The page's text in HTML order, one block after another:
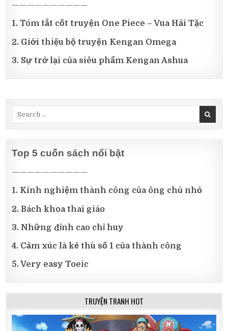
——————————
1. Tóm tắt cốt truyện One Piece – Vua Hải Tặc
2. Giới thiệu bộ truyện Kengan Omega
3. Sự trở lại của siêu phẩm Kengan Ashua
Top 5 cuốn sách nổi bật
——————————
1. Kinh nghiệm thành công của ông chủ nhỏ
2. Bách khoa thai giáo
3. Những đỉnh cao chỉ huy
4. Cảm xúc là kẻ thù số 1 của thành công
5. Very easy Toeic
TRUYỆN TRANH HOT